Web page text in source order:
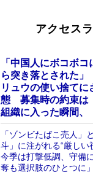
アクセス
「中国人にボコボ
ら突き落とされた
リュウの使い捨て
態 募集時の約束は
組織に入った瞬間、
「ゾンビたばこ売人」
斗」に注がれる“厳し
今季は打撃低調、守備
奪も選択肢のひとつに」